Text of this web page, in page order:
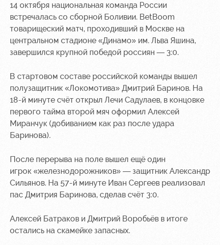
RZD Arena
Events
Hosting
Fields
rent
Space
rentals
Ice palace
Sport
activities
Локо
Локо-Лето
Our fans
Банковская
карта
Wallpapers
A fan card
Loyalty
Parking
Информация
для
болельщиков
14 октября национальная команда России
встречалась со сборной Боливии. BetBoom
товарищеский матч, проходивший в Москве на
центральном стадионе «Динамо» им. Льва Яшина,
завершился крупной победой россиян — 3:0.
В стартовом составе российской команды вышел
полузащитник «Локомотива» Дмитрий Баринов. На
18-й минуте счёт открыл Лечи Садулаев, в концовке
первого тайма второй мяч оформил Алексей
Миранчук (добиванием как раз после удара
Баринова).
После перерыва на поле вышел ещё один
игрок «железнодорожников» — защитник Александр
Сильянов. На 57-й минуте Иван Сергеев реализовал
пас Дмитрия Баринова, сделав счёт 3:0.
Алексей Батраков и Дмитрий Воробьёв в итоге
остались на скамейке запасных.